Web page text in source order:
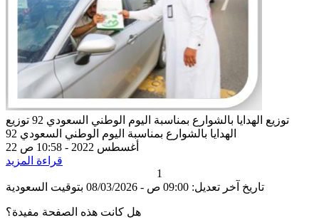
توزيع الهدايا بالشوارع بمناسبة اليوم الوطني السعودي 92
توزيع
الهدايا بالشوارع بمناسبة اليوم الوطني السعودي 92
22 أغسطس 2022 - 10:58 ص
قراءة المزيد
1
تاريخ آخر تعديل: 09:00 ص - 08/03/2026 بتوقيت السعودية
هل كانت هذه الصفحة مفيدة؟